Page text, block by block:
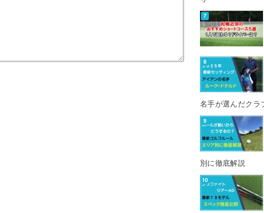
名手が選んだクラ
別に徹底解説